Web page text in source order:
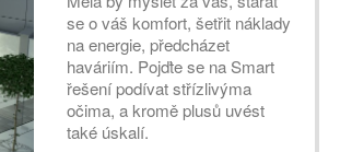
se o váš komfort, šetřit náklady
na energie, předcházet
haváriím. Pojďte se na Smart
řešení podívat střízlivýma
očima, a kromě plusů uvést
také úskalí.